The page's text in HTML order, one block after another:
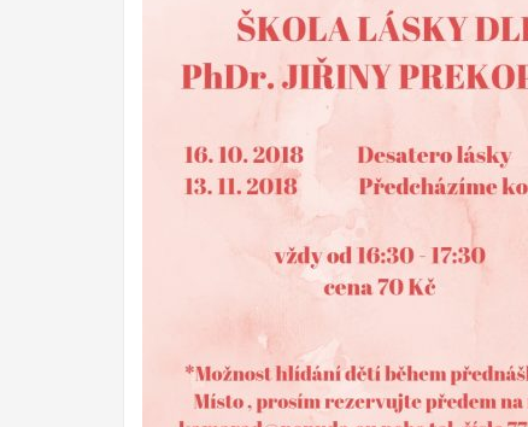
Sociální
ato místnost má pozitivní například u poruch
také realizován program formou zážitkového
podpořit soudržnost rodiny. Na činnostech se